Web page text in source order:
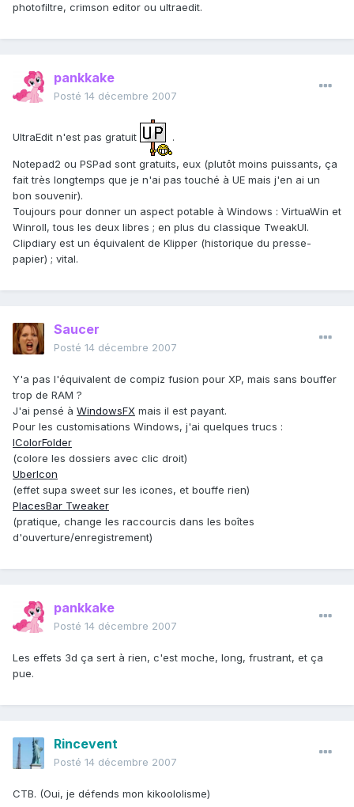
photofiltre, crimson editor ou ultraedit.
pankkake
Posté 14 décembre 2007
UltraEdit n'est pas gratuit .
Notepad2 ou PSPad sont gratuits, eux (plutôt moins puissants, ça
fait très longtemps que je n'ai pas touché à UE mais j'en ai un
bon souvenir).
Toujours pour donner un aspect potable à Windows : VirtuaWin et
Winroll, tous les deux libres ; en plus du classique TweakUI.
Clipdiary est un équivalent de Klipper (historique du presse-
papier) ; vital.
Saucer
Posté 14 décembre 2007
Y'a pas l'équivalent de compiz fusion pour XP, mais sans bouffer
trop de RAM ?
J'ai pensé à WindowsFX mais il est payant.
Pour les customisations Windows, j'ai quelques trucs :
IColorFolder
(colore les dossiers avec clic droit)
UberIcon
(effet supa sweet sur les icones, et bouffe rien)
PlacesBar Tweaker
(pratique, change les raccourcis dans les boîtes
d'ouverture/enregistrement)
pankkake
Posté 14 décembre 2007
Les effets 3d ça sert à rien, c'est moche, long, frustrant, et ça
pue.
Rincevent
Posté 14 décembre 2007
CTB. (Oui, je défends mon kikoololisme)